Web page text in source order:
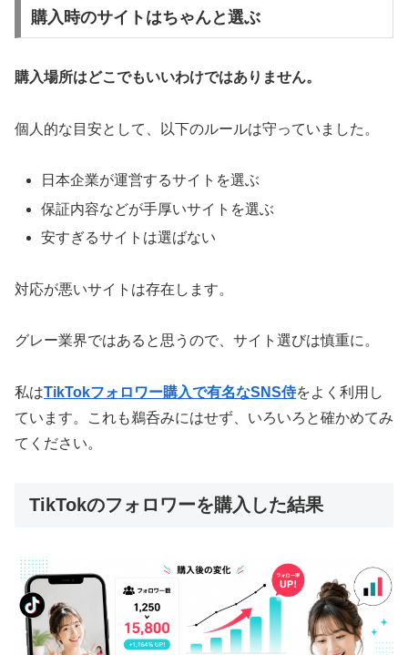
購入時のサイトはちゃんと選ぶ
購入場所はどこでもいいわけではありません。
個人的な目安として、以下のルールは守っていました。
日本企業が運営するサイトを選ぶ
保証内容などが手厚いサイトを選ぶ
安すぎるサイトは選ばない
対応が悪いサイトは存在します。
グレー業界ではあると思うので、サイト選びは慎重に。
私はTikTokフォロワー購入で有名なSNS侍をよく利用し
ています。これも鵜呑みにはせず、いろいろと確かめてみ
てください。
TikTokのフォロワーを購入した結果